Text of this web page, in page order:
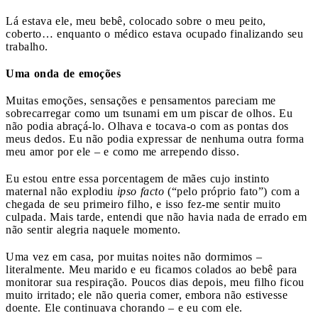
Lá estava ele, meu bebê, colocado sobre o meu peito,
coberto… enquanto o médico estava ocupado finalizando seu
trabalho.
Uma onda de emoções
Muitas emoções, sensações e pensamentos pareciam me
sobrecarregar como um tsunami em um piscar de olhos. Eu
não podia abraçá-lo. Olhava e tocava-o com as pontas dos
meus dedos. Eu não podia expressar de nenhuma outra forma
meu amor por ele – e como me arrependo disso.
Eu estou entre essa porcentagem de mães cujo instinto
maternal não explodiu ipso facto (“pelo próprio fato”) com a
chegada de seu primeiro filho, e isso fez-me sentir muito
culpada. Mais tarde, entendi que não havia nada de errado em
não sentir alegria naquele momento.
Uma vez em casa, por muitas noites não dormimos –
literalmente. Meu marido e eu ficamos colados ao bebê para
monitorar sua respiração. Poucos dias depois, meu filho ficou
muito irritado; ele não queria comer, embora não estivesse
doente. Ele continuava chorando – e eu com ele.